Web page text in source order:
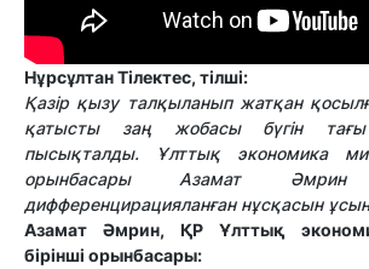
Нұрсұлтан Тілектес, тілші:
Қазір қызу талқыланып жатқан
қатысты заң жобасы бүгін
пысықталды. Ұлттық экономика
орынбасары Азамат
дифференцирацияланған нұсқасын
Азамат Әмрин, ҚР Ұлттық
бірінші орынбасары: